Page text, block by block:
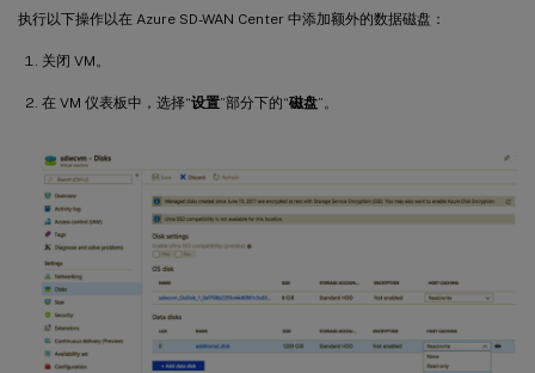
执行以下操作以在 Azure SD-WAN Center 中添加额外的数据磁盘：
关闭 VM。
在 VM 仪表板中，选择“设置”部分下的“磁盘”。